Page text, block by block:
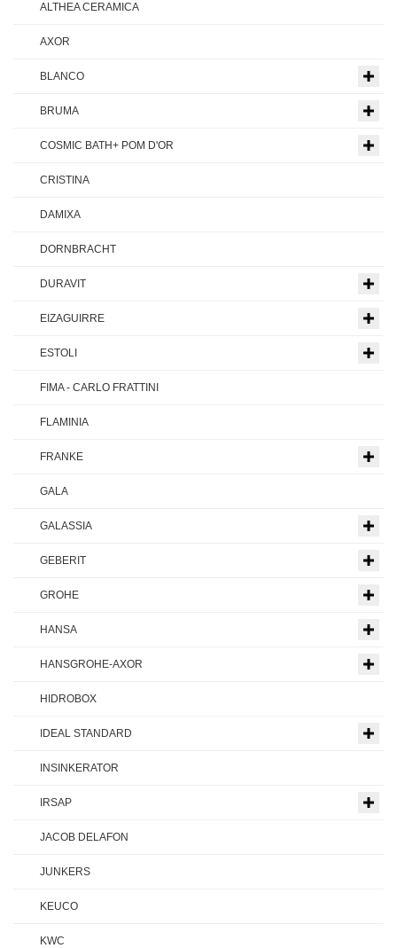
ALTHEA CERAMICA
AXOR
BLANCO
BRUMA
COSMIC BATH+ POM D'OR
CRISTINA
DAMIXA
DORNBRACHT
DURAVIT
EIZAGUIRRE
ESTOLI
FIMA - CARLO FRATTINI
FLAMINIA
FRANKE
GALA
GALASSIA
GEBERIT
GROHE
HANSA
HANSGROHE-AXOR
HIDROBOX
IDEAL STANDARD
INSINKERATOR
IRSAP
JACOB DELAFON
JUNKERS
KEUCO
KWC